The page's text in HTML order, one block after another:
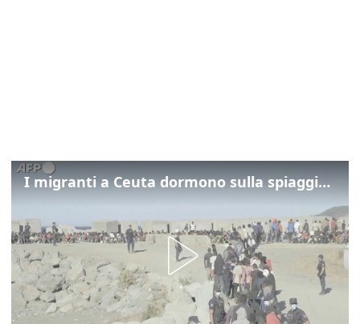
I migranti a Ceuta dormono sulla spiaggia: "Vogliamo entrare in Europa"